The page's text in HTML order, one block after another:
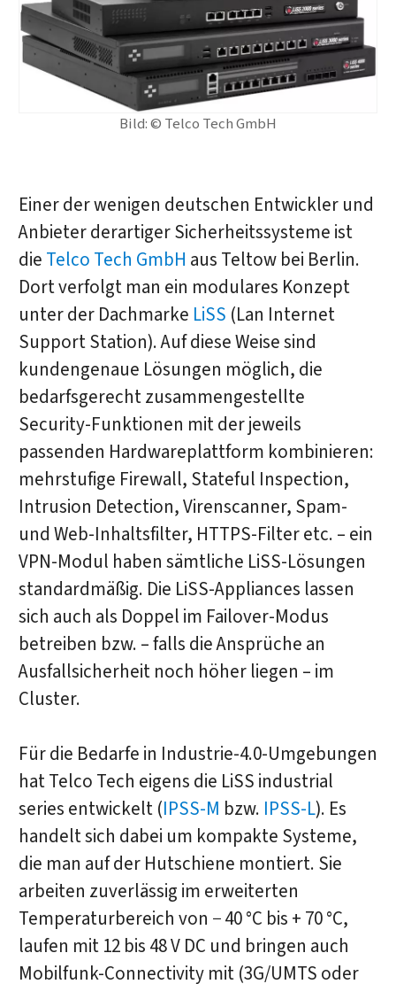
Bild: © Telco Tech GmbH
Einer der wenigen deutschen Entwickler und
Anbieter derartiger Sicherheitssysteme ist
die Telco Tech GmbH aus Teltow bei Berlin.
Dort verfolgt man ein modulares Konzept
unter der Dachmarke LiSS (Lan Internet
Support Station). Auf diese Weise sind
kundengenaue Lösungen möglich, die
bedarfsgerecht zusammengestellte
Security-Funktionen mit der jeweils
passenden Hardwareplattform kombinieren:
mehrstufige Firewall, Stateful Inspection,
Intrusion Detection, Virenscanner, Spam-
und Web-Inhaltsfilter, HTTPS-Filter etc. – ein
VPN-Modul haben sämtliche LiSS-Lösungen
standardmäßig. Die LiSS-Appliances lassen
sich auch als Doppel im Failover-Modus
betreiben bzw. – falls die Ansprüche an
Ausfallsicherheit noch höher liegen – im
Cluster.
Für die Bedarfe in Industrie-4.0-Umgebungen
hat Telco Tech eigens die LiSS industrial
series entwickelt (IPSS-M bzw. IPSS-L). Es
handelt sich dabei um kompakte Systeme,
die man auf der Hutschiene montiert. Sie
arbeiten zuverlässig im erweiterten
Temperaturbereich von − 40 °C bis + 70 °C,
laufen mit 12 bis 48 V DC und bringen auch
Mobilfunk-Connectivity mit (3G/UMTS oder